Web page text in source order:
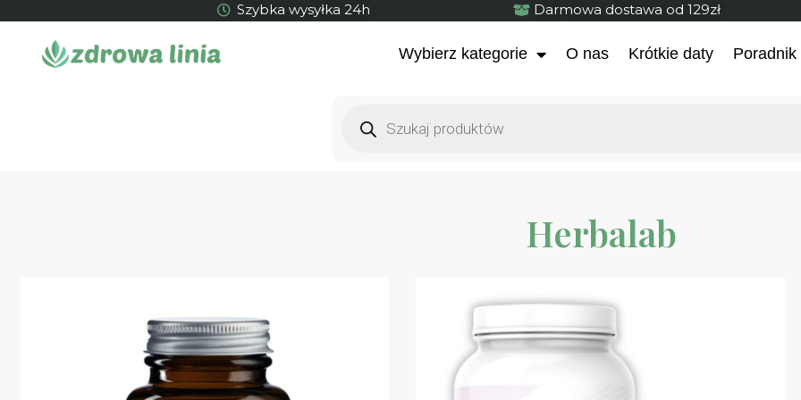
Szybka wysyłka 24h Darmowa dostawa od 129zł
Wybierz kategorie O nas Krótkie daty Poradnik
Herbalab